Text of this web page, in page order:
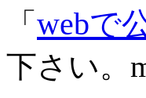
「 webで
下さい。